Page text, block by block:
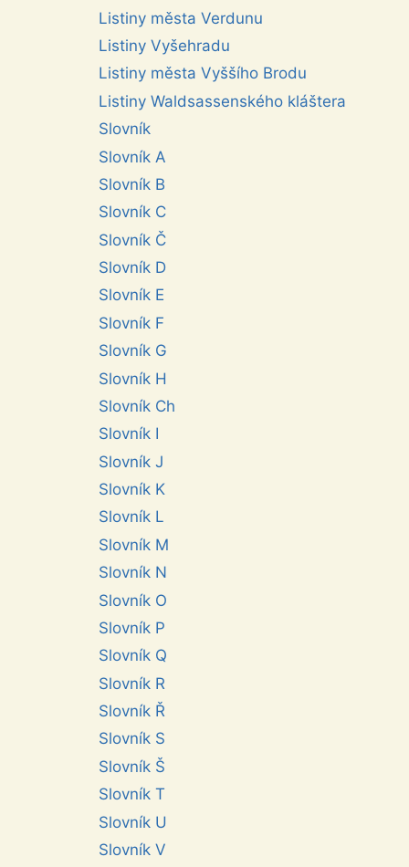
Listiny města Verdunu
Listiny Vyšehradu
Listiny města Vyššího Brodu
Listiny Waldsassenského kláštera
Slovník
Slovník A
Slovník B
Slovník C
Slovník Č
Slovník D
Slovník E
Slovník F
Slovník G
Slovník H
Slovník Ch
Slovník I
Slovník J
Slovník K
Slovník L
Slovník M
Slovník N
Slovník O
Slovník P
Slovník Q
Slovník R
Slovník Ř
Slovník S
Slovník Š
Slovník T
Slovník U
Slovník V